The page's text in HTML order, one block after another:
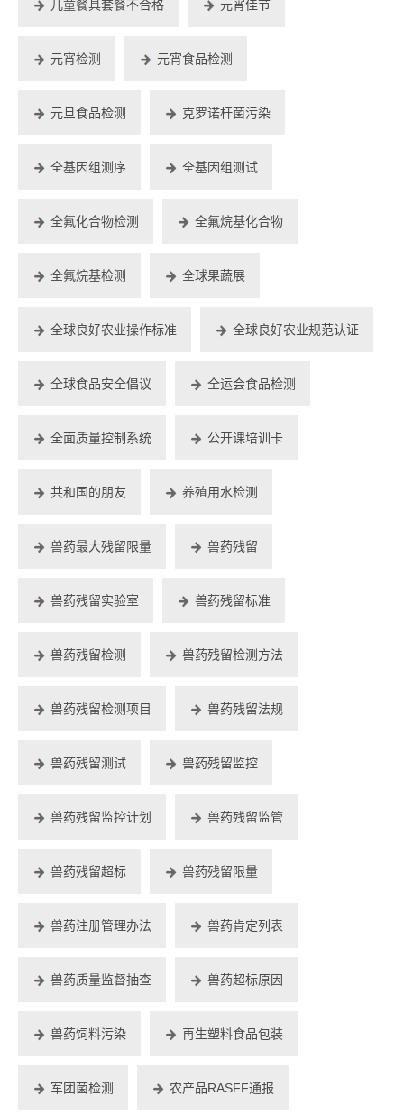
儿童餐具套餐不合格 元宵佳节
元宵检测 元宵食品检测
元旦食品检测 克罗诺杆菌污染
全基因组测序 全基因组测试
全氟化合物检测 全氟烷基化合物
全氟烷基检测 全球果蔬展
全球良好农业操作标准 全球良好农业规范认证
全球食品安全倡议 全运会食品检测
全面质量控制系统 公开课培训卡
共和国的朋友 养殖用水检测
兽药最大残留限量 兽药残留
兽药残留实验室 兽药残留标准
兽药残留检测 兽药残留检测方法
兽药残留检测项目 兽药残留法规
兽药残留测试 兽药残留监控
兽药残留监控计划 兽药残留监管
兽药残留超标 兽药残留限量
兽药注册管理办法 兽药肯定列表
兽药质量监督抽查 兽药超标原因
兽药饲料污染 再生塑料食品包装
军团菌检测 农产品RASFF通报